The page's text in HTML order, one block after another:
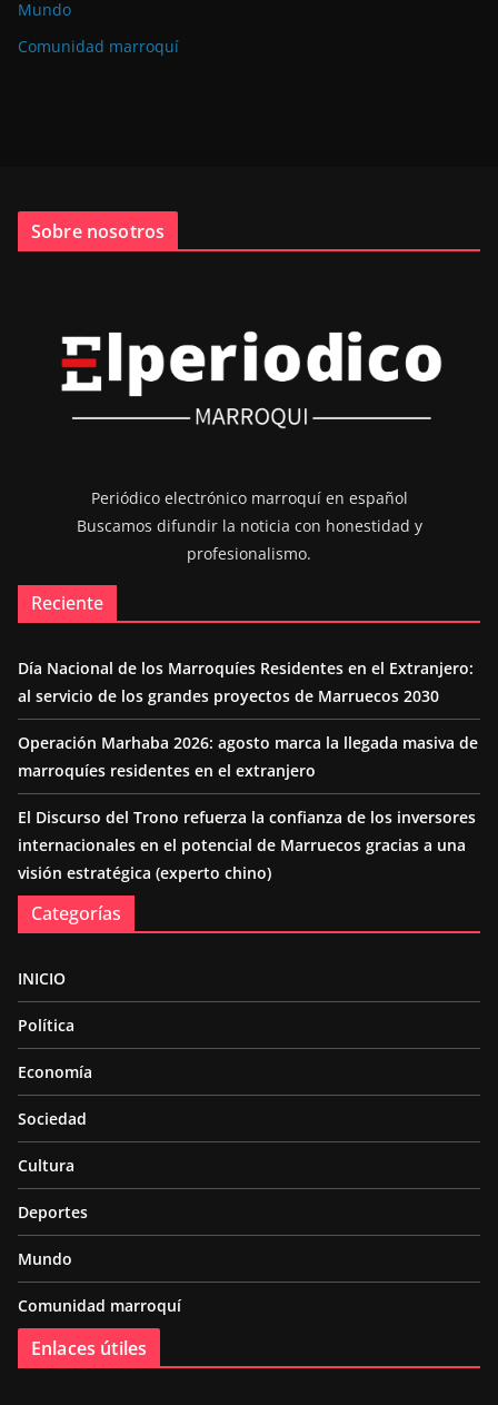
Mundo
Comunidad marroquí
Sobre nosotros
Periódico electrónico marroquí en español
Buscamos difundir la noticia con honestidad y
profesionalismo.
Reciente
Día Nacional de los Marroquíes Residentes en el Extranjero:
al servicio de los grandes proyectos de Marruecos 2030
Operación Marhaba 2026: agosto marca la llegada masiva de
marroquíes residentes en el extranjero
El Discurso del Trono refuerza la confianza de los inversores
internacionales en el potencial de Marruecos gracias a una
visión estratégica (experto chino)
Categorías
INICIO
Política
Economía
Sociedad
Cultura
Deportes
Mundo
Comunidad marroquí
Enlaces útiles